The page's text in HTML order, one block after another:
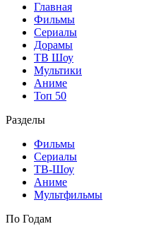
Главная
Фильмы
Сериалы
Дорамы
ТВ Шоу
Мультики
Аниме
Топ 50
Разделы
Фильмы
Сериалы
ТВ-Шоу
Аниме
Мультфильмы
По Годам